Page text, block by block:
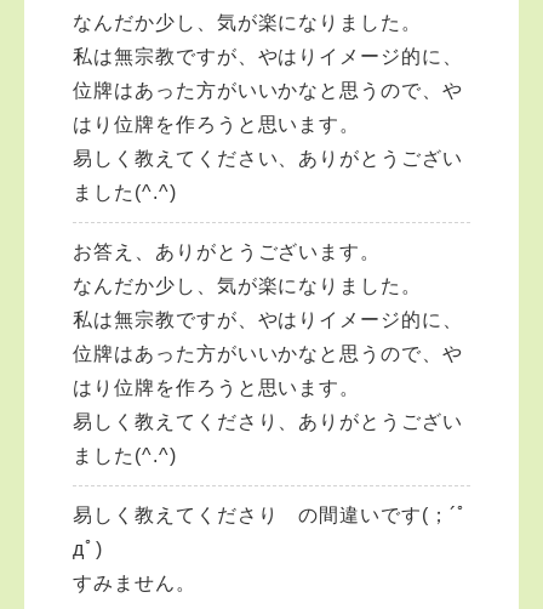
なんだか少し、気が楽になりました。
私は無宗教ですが、やはりイメージ的に、
位牌はあった方がいいかなと思うので、や
はり位牌を作ろうと思います。
易しく教えてください、ありがとうござい
ました(^.^)
お答え、ありがとうございます。
なんだか少し、気が楽になりました。
私は無宗教ですが、やはりイメージ的に、
位牌はあった方がいいかなと思うので、や
はり位牌を作ろうと思います。
易しく教えてくださり、ありがとうござい
ました(^.^)
易しく教えてくださり の間違いです(；´ﾟ
дﾟ)ゞ
すみません。